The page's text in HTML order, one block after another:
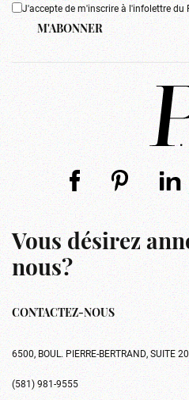
J'accepte de m'inscrire à l'infolettre du
M'ABONNER
Vous désirez
nous?
CONTACTEZ-NOUS
6500, BOUL. PIERRE-BERTRAND, SUITE
(581) 981-9555